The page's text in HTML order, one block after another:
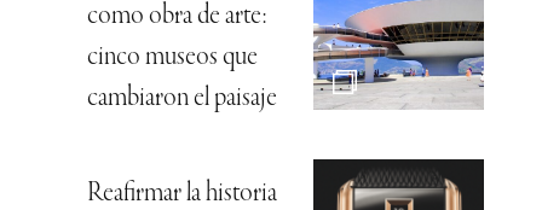
como obra de arte:
cinco museos que
cambiaron el paisaje
Reafirmar la historia